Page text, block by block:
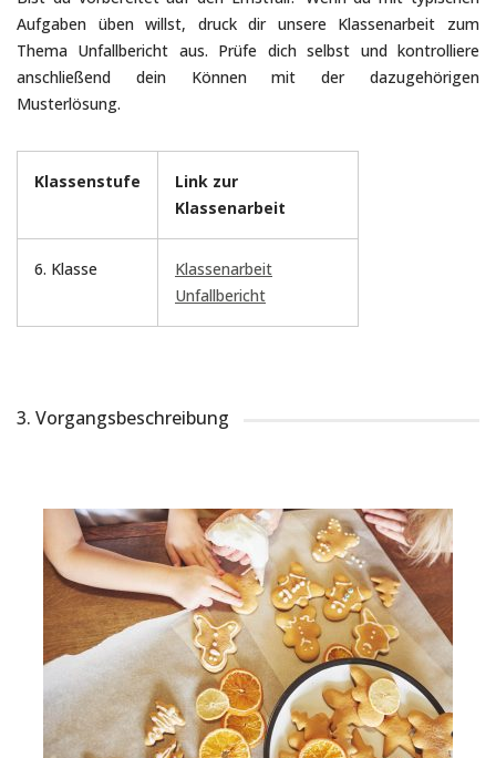
Aufgaben üben willst, druck dir unsere Klassenarbeit zum
Thema Unfallbericht aus. Prüfe dich selbst und kontrolliere
anschließend dein Können mit der dazugehörigen
Musterlösung.
Klassenstufe
Link zur
Klassenarbeit
6. Klasse
Klassenarbeit
Unfallbericht
3. Vorgangsbeschreibung